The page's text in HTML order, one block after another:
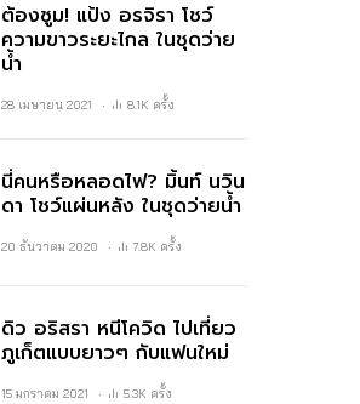
ต้องซูม! แป้ง อรจิรา โชว์
ความขาวระยะไกล ในชุดว่าย
น้ำ
28 เมษายน 2021 8.1K ครั้ง
นี่คนหรือหลอดไฟ? มิ้นท์ นวิน
ดา โชว์แผ่นหลัง ในชุดว่ายน้ำ
20 ธันวาคม 2020 7.8K ครั้ง
ดิว อริสรา หนีโควิด ไปเที่ยว
ภูเก็ตแบบยาวๆ กับแฟนใหม่
15 มกราคม 2021 5.3K ครั้ง